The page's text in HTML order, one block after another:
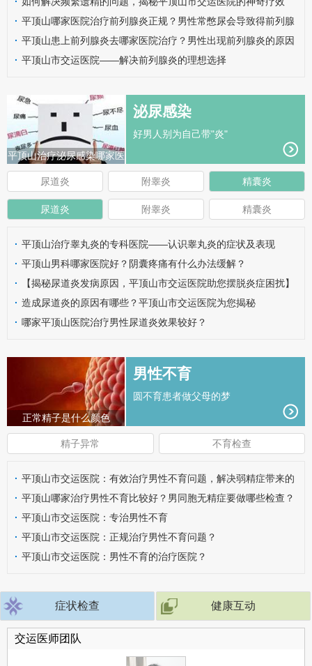
· 平顶山哪家医院治疗前列腺炎正规？男性常憋尿会导致得前列腺
炎吗？
· 平顶山患上前列腺炎去哪家医院治疗？男性出现前列腺炎的原因
有哪些呢？
· 平顶山市交运医院——解决前列腺炎的理想选择
平顶山治疗泌尿感染哪家医
院好？
泌尿感染
好男人别为自己带"炎"
尿道炎 附睾炎 精囊炎
尿道炎 附睾炎 精囊炎
· 平顶山治疗睾丸炎的专科医院——认识睾丸炎的症状及表现
· 平顶山男科哪家医院好？阴囊疼痛有什么办法缓解？
·
【揭秘尿道炎发病原因，平顶山市交运医院助您摆脱炎症困扰】
· 造成尿道炎的原因有哪些？平顶山市交运医院为您揭秘
· 哪家平顶山医院治疗男性尿道炎效果较好？
正常精子是什么颜色
男性不育
圆不育患者做父母的梦
精子异常 不育检查
· 平顶山市交运医院：有效治疗男性不育问题，解决弱精症带来的
危害
· 平顶山哪家治疗男性不育比较好？男同胞无精症要做哪些检查？
· 平顶山市交运医院：专治男性不育
· 平顶山市交运医院：正规治疗男性不育问题？
· 平顶山市交运医院：男性不育的治疗医院？
症状检查 健康互动
交运医师团队